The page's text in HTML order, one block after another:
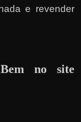
e revender
no site